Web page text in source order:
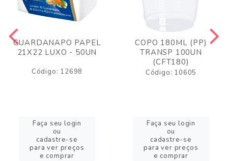
GUARDANAPO PAPEL
21X22 LUXO - 50UN
Código: 12698
Faça seu login
ou
cadastre-se
para ver preços
e comprar
COPO 180ML (PP)
TRANSP 100UN
(CFT180)
Código: 10605
Faça seu login
ou
cadastre-se
para ver preços
e comprar